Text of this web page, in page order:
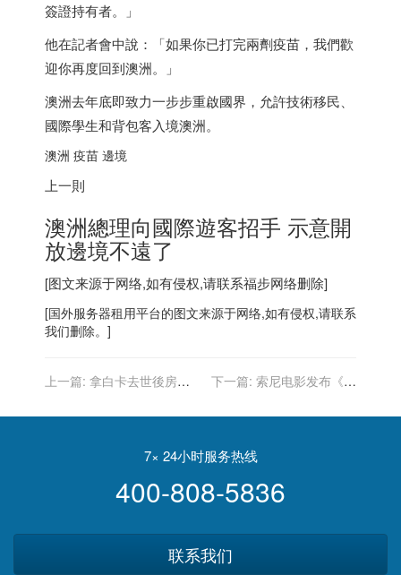
簽證持有者。」
他在記者會中說：「如果你已打完兩劑疫苗，我們歡
迎你再度回到澳洲。」
澳洲去年底即致力一步步重啟國界，允許技術移民、
國際學生和背包客入境澳洲。
澳洲 疫苗 邊境
上一則
澳洲總理向國際遊客招手 示意開
放邊境不遠了
[图文来源于网络,如有侵权,请联系福步网络删除]
[国外服务器租用平台的图文来源于网络,如有侵权,请联系
我们删除。]
上一篇: 拿白卡去世後房產
可避免
下一篇: 索尼电影发布《神
天跑酷，还原游戏名场面
7× 24小时服务热线
400-808-5836
联系我们